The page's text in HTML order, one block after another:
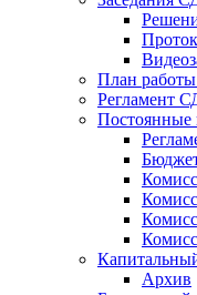
План
Регламент
Архив